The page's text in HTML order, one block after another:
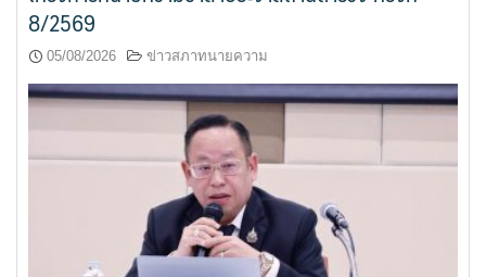
8/2569
05/08/2026 ข่าวสภาทนายความ